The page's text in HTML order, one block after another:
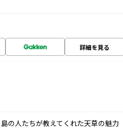
詳細を見る
の人たちが教えてくれた天草の魅力